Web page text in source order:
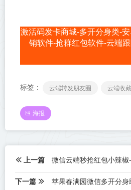
激活码发卡商城-多开分身类-
销软件-抢群红包软件-云端
标签： 云端转发朋友圈 云端收
海报
上一篇 微信云端秒抢红包小辣椒-马上过年
下一篇 苹果春满园微信多开分